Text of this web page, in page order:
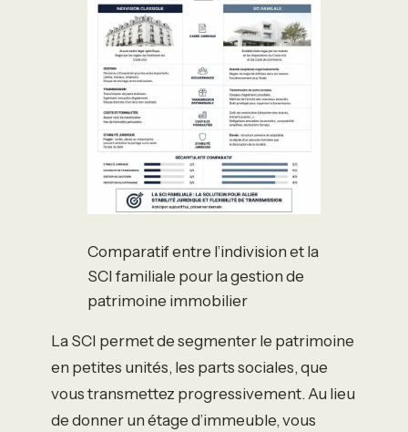
Comparatif entre l’indivision et la
SCI familiale pour la gestion de
patrimoine immobilier
La SCI permet de segmenter le patrimoine
en petites unités, les parts sociales, que
vous transmettez progressivement. Au lieu
de donner un étage d’immeuble, vous